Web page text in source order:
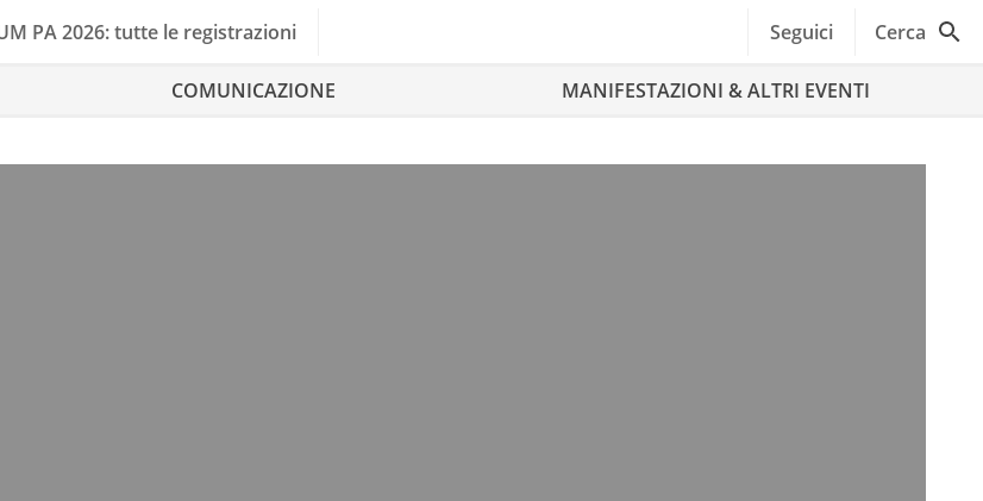
PA 2026: tutte le registrazioni Seguici Cerca
COMUNICAZIONE MANIFESTAZIONI & ALTRI EVENTI